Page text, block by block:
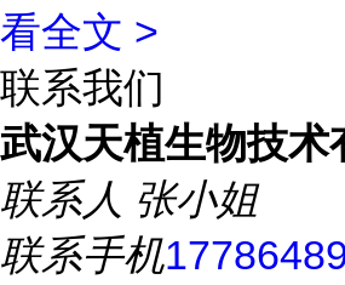
看全文 >
联系我们
武汉天植生物技术
联系人 张小姐
联系手机